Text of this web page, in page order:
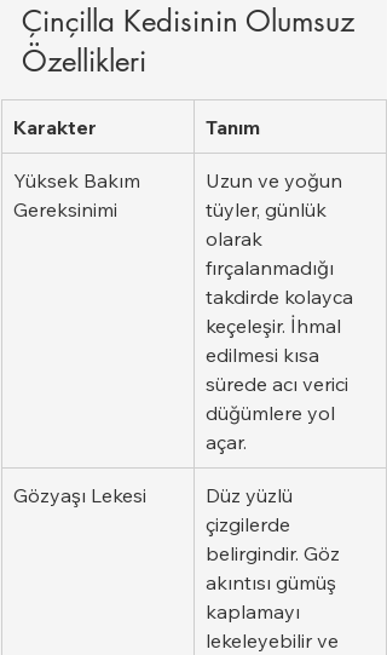
Çinçilla Kedisinin Olumsuz
Özellikleri
Karakter Tanım
Yüksek Bakım
Gereksinimi
Uzun ve yoğun
tüyler, günlük
olarak
fırçalanmadığı
takdirde kolayca
keçeleşir. İhmal
edilmesi kısa
sürede acı verici
düğümlere yol
açar.
Gözyaşı Lekesi
Düz yüzlü
çizgilerde
belirgindir. Göz
akıntısı gümüş
kaplamayı
lekeleyebilir ve